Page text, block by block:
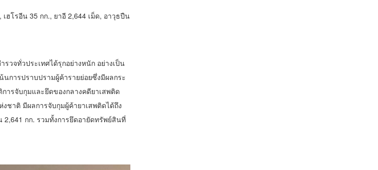
ฮโรอีน 35 กก., ยาอี 2,644 เม็ด, อาวุธปืน
วจทั่วประเทศได้รุกอย่างหนัก อย่างเป็น
การปราบปรามผู้ค้ารายย่อยซึ่งมีผลกระ
ารจับกุมและยึดของกลางคดียาเสพติด
ชาติ มีผลการจับกุมผู้ค้ายาเสพติดได้ถึง
2,641 กก. รวมทั้งการยึดอายัดทรัพย์สินที่